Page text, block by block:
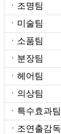
ㆍ 조명팀
ㆍ 미술팀
ㆍ 소품팀
ㆍ 분장팀
ㆍ 헤어팀
ㆍ 의상팀
ㆍ 특수효과팀
ㆍ 조연출감독